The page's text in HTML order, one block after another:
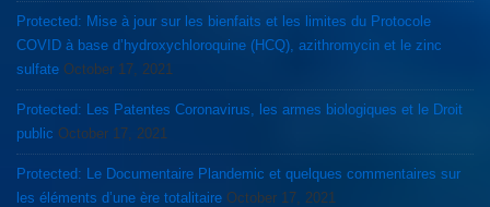
Protected: Mise à jour sur les bienfaits et les limites du Protocole
COVID à base d’hydroxychloroquine (HCQ), azithromycin et le zinc
sulfate October 17, 2021
Protected: Les Patentes Coronavirus, les armes biologiques et le Droit
public October 17, 2021
Protected: Le Documentaire Plandemic et quelques commentaires sur
les éléments d’une ère totalitaire October 17, 2021